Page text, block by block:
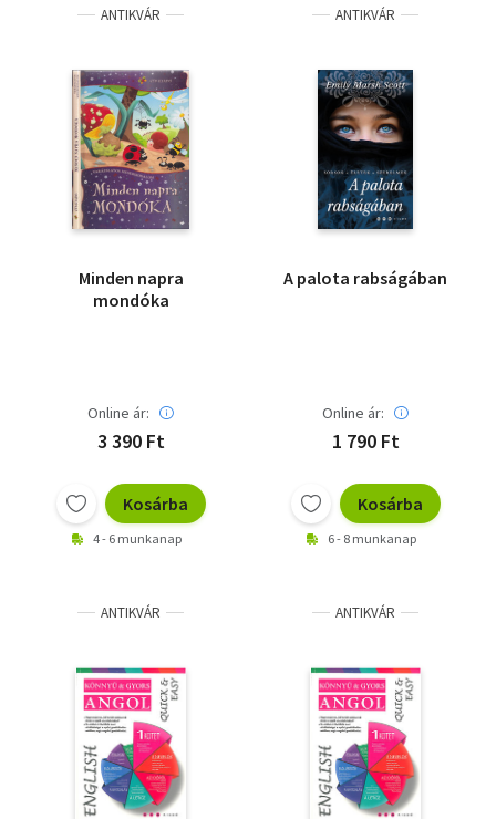
ANTIKVÁR
Minden napra
mondóka
Online ár:
3 390 Ft
Kosárba
4 - 6 munkanap
ANTIKVÁR
A palota rabságában
Online ár:
1 790 Ft
Kosárba
6 - 8 munkanap
ANTIKVÁR ANTIKVÁR